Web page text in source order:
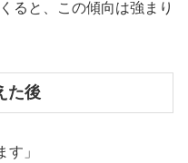
ると、この傾向は強まり
た後
す」